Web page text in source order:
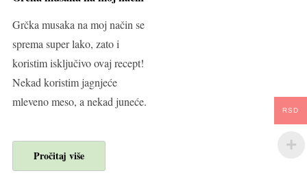
Grčka musaka na moj način se
sprema super lako, zato i
koristim isključivo ovaj recept!
Nekad koristim jagnjeće
mleveno meso, a nekad juneće.
Pročitaj više
RSD